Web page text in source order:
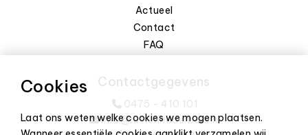
Cookies
Laat ons weten welke cookies we mogen plaatsen.
Actueel
Contact
FAQ
Contactgegevens
0475 - 410 101
info@ruttenridderbeks.nl